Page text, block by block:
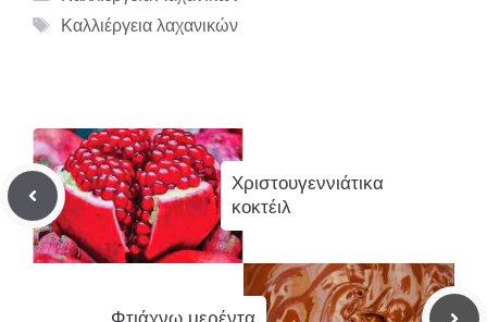
Ετικέτες
Καλλιέργεια λαχανικών
Χριστουγεννιάτικα
κοκτέιλ